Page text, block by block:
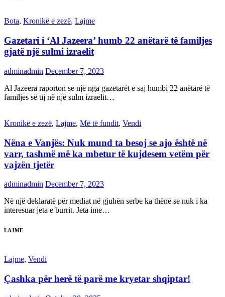
Bota, Kronikë e zezë, Lajme
Gazetari i ‘Al Jazeera’ humb 22 anëtarë të familjes
gjatë një sulmi izraelit
adminadmin December 7, 2023
Al Jazeera raporton se një nga gazetarët e saj humbi 22 anëtarë të
familjes së tij në një sulm izraelit…
Kronikë e zezë, Lajme, Më të fundit, Vendi
Nëna e Vanjës: Nuk mund ta besoj se ajo është në
varr, tashmë më ka mbetur të kujdesem vetëm për
vajzën tjetër
adminadmin December 7, 2023
Në një deklaratë për mediat në gjuhën serbe ka thënë se nuk i ka
interesuar jeta e burrit. Jeta ime…
LAJME
Lajme, Vendi
Çashka për herë të parë me kryetar shqiptar!